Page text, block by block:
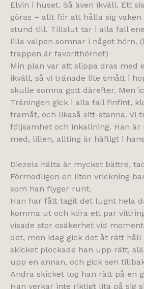
Elvin i huset. Så även ikväll. Ett
göras – allt för att hålla sig
stund till. Tillslut tar i alla fall
lilla valpen somnar i något hörn.
trappen är favorithörnet)
Min plan var att slippa dras med
ikväll, så vi tränade lite smått i
skulle somna gott därefter. Men
Träningen gick i alla fall finfint,
framåt, och likaså sitt-stanna. Vi
följsamhet och inkallning. Han är
med, lillen, allting är häftigt i
Diezels hälta är mycket bättre,
Förmodligen en liten vrickning
som han flyger runt.
Han har fått tagit det lugnt hela
komma ut och köra ett par
visade stor osäkerhet vid
det, men idag gick det åt rätt håll
skicket plockade han upp rätt,
upp en annan, och gick sen
Andra skicket tog han rätt på en
Han verkar inte riktigt lita på sig